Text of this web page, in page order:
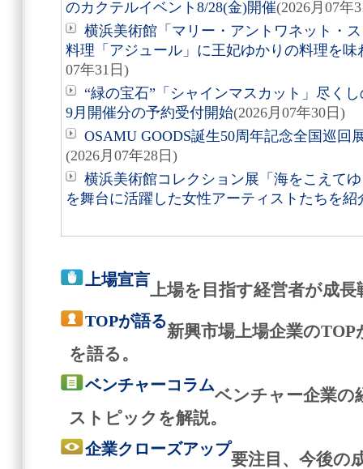
のカクテルイベント8/28(金)開催(2026月07年
横浜美術館「マリー・アントワネット・
料理「アジュール」に王妃ゆかりの料理を
07年31日)
“緑の宝石”「シャインマスカット」尽く
9月開催分の予約受付開始(2026月07年30日)
OSAMU GOODS誕生50周年記念全国巡回
(2026月07年28日)
横浜美術館コレクション展「海をこえて
を舞台に活躍した女性アーティストたちを紹
上場宣言
上場を目指す経営者が成
TOPが語る
新興市場上場企業の
を語る。
ベンチャーコラム
ベンチャー企業の
ストピックを解説。
企業クローズアップ
要注目、今後の